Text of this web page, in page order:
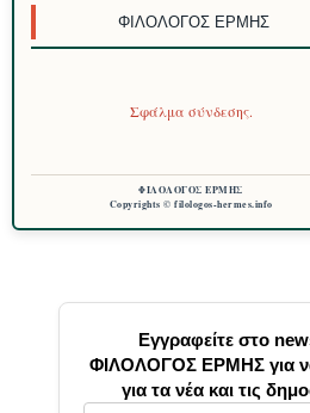
ΦΙΛΌΛΟΓΟΣ ΕΡΜΉΣ
Σφάλμα σύνδεσης.
ΦΙΛΟΛΟΓΟΣ ΕΡΜΗΣ
Copyrights © filologos-hermes.info
Εγγραφείτε στο
ΦΙΛΟΛΟΓΟΣ ΕΡΜΗΣ για
για τα νέα και τις